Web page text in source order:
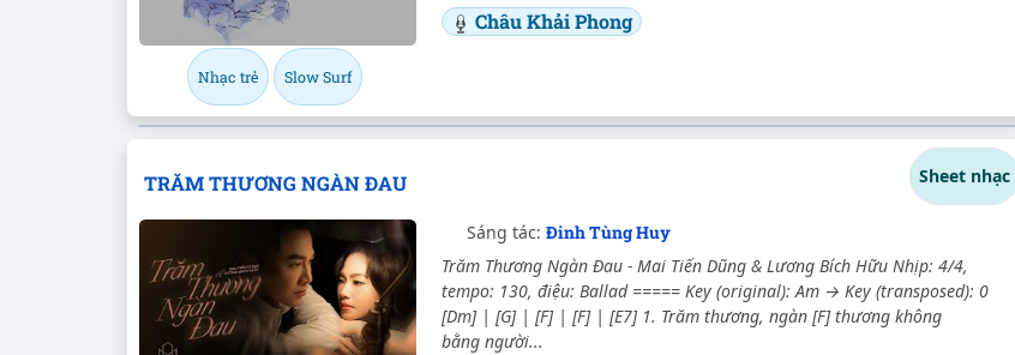
Nhạc trẻ Slow Surf
Châu Khải Phong
TRĂM THƯƠNG NGÀN ĐAU Sheet nhạc
Sáng tác: Đinh Tùng Huy
Trăm Thương Ngàn Đau - Mai Tiến Dũng & Lương Bích Hữu Nhịp: 4/4,
tempo: 130, điệu: Ballad ===== Key (original): Am → Key (transposed): 0
[Dm] | [G] | [F] | [F] | [E7] 1. Trăm thương, ngàn [F] thương không
bằng người...